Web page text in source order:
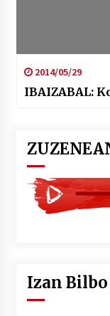
2014/05/29
IBAIZABAL:
Izan